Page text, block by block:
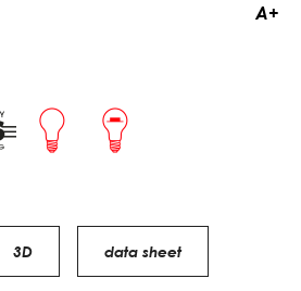
A+
3D data sheet